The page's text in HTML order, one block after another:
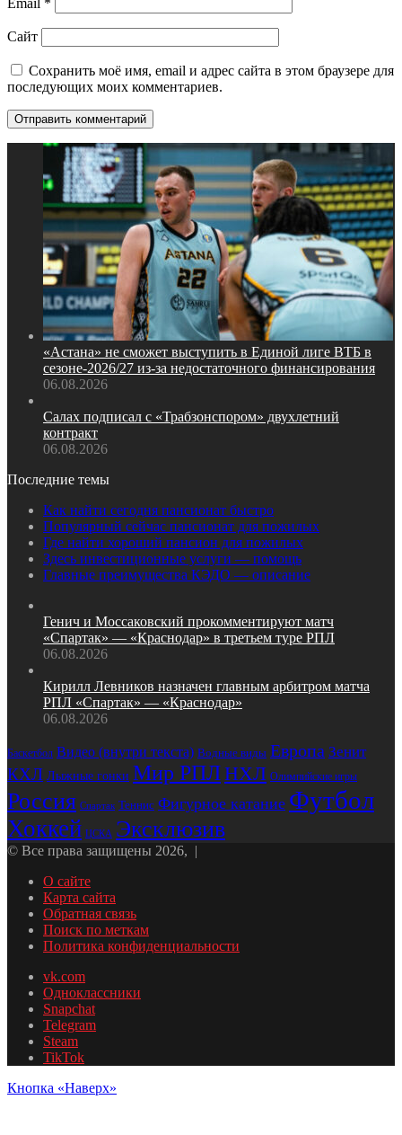
Email *
Сайт
Сохранить моё имя, email и адрес сайта в этом браузере для
последующих моих комментариев.
«Астана» не сможет выступить в Единой лиге ВТБ в
сезоне‑2026/27 из‑за недостаточного финансирования
06.08.2026
Салах подписал с «Трабзонспором» двухлетний
контракт
06.08.2026
Последние темы
Как найти сегодня пансионат быстро
Популярный сейчас пансионат для пожилых
Где найти хороший пансион для пожилых
Здесь инвестиционные услуги — помощь
Главные преимущества КЭДО — описание
Генич и Моссаковский прокомментируют матч
«Спартак» — «Краснодар» в третьем туре РПЛ
06.08.2026
Кирилл Левников назначен главным арбитром матча
РПЛ «Спартак» — «Краснодар»
06.08.2026
Баскетбол Видео (внутри текста) Водные виды Европа Зенит
КХЛ Лыжные гонки Мир РПЛНХЛ Олимпийские игры
Россия Спартак Теннис Фигурное катание Футбол
Хоккей ЦСКА Эксклюзив
© Все права защищены 2026, |
О сайте
Карта сайта
Обратная связь
Поиск по меткам
Политика конфиденциальности
vk.com
Одноклассники
Snapchat
Telegram
Steam
TikTok
Кнопка «Наверх»